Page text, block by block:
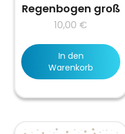
Regenbogen groß
10,00 €
In den
Warenkorb